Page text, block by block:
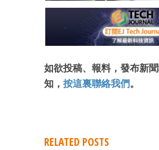
如欲投稿、報料，發布新
知， 按這裏聯絡我們。
RELATED POSTS